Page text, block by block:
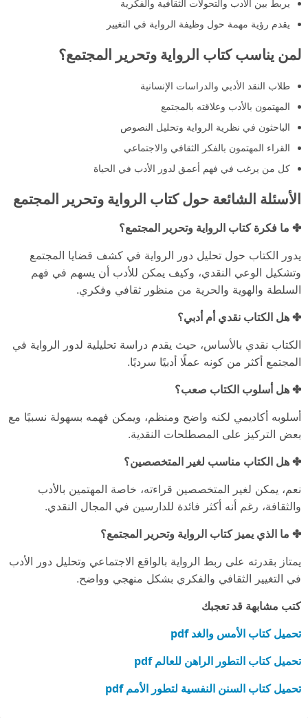
يربط بين الأدب والتحولات الثقافية والفكرية
يقدم رؤية مهمة حول وظيفة الرواية في التغيير
لمن يناسب كتاب الرواية وتحرير المجتمع؟
طلاب النقد الأدبي والدراسات الإنسانية
المهتمون بالأدب وعلاقته بالمجتمع
الباحثون في نظرية الرواية وتحليل النصوص
القراء المهتمون بالفكر الثقافي والاجتماعي
كل من يرغب في فهم أعمق لدور الأدب في الحياة
الأسئلة الشائعة حول كتاب الرواية وتحرير المجتمع
✤ ما فكرة كتاب الرواية وتحرير المجتمع؟
يدور الكتاب حول تحليل دور الرواية في كشف قضايا المجتمع
وتشكيل الوعي النقدي، وكيف يمكن للأدب أن يسهم في فهم
السلطة والهوية والحرية من منظور ثقافي وفكري.
✤ هل الكتاب نقدي أم أدبي؟
الكتاب نقدي بالأساس، حيث يقدم دراسة تحليلية لدور الرواية في
المجتمع أكثر من كونه عملًا أدبيًا سرديًا.
✤ هل أسلوب الكتاب صعب؟
أسلوبه أكاديمي لكنه واضح ومنظم، ويمكن فهمه بسهولة نسبيًا مع
بعض التركيز على المصطلحات النقدية.
✤ هل الكتاب مناسب لغير المتخصصين؟
نعم، يمكن لغير المتخصصين قراءته، خاصة المهتمين بالأدب
والثقافة، رغم أنه أكثر فائدة للدارسين في المجال النقدي.
✤ ما الذي يميز كتاب الرواية وتحرير المجتمع؟
يمتاز بقدرته على ربط الرواية بالواقع الاجتماعي وتحليل دور الأدب
في التغيير الثقافي والفكري بشكل منهجي وواضح.
كتب مشابهة قد تعجبك
تحميل كتاب الأمس والغد pdf
تحميل كتاب التطور الراهن للعالم pdf
تحميل كتاب السنن النفسية لتطور الأمم pdf